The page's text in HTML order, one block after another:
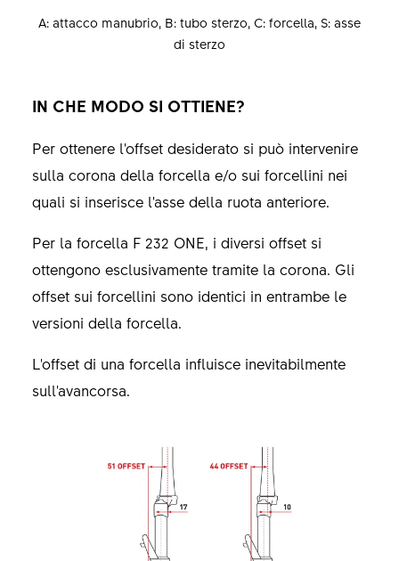
A: attacco manubrio, B: tubo sterzo, C: forcella, S: asse
di sterzo
IN CHE MODO SI OTTIENE?
Per ottenere l'offset desiderato si può intervenire
sulla corona della forcella e/o sui forcellini nei
quali si inserisce l'asse della ruota anteriore.
Per la forcella F 232 ONE, i diversi offset si
ottengono esclusivamente tramite la corona. Gli
offset sui forcellini sono identici in entrambe le
versioni della forcella.
L'offset di una forcella influisce inevitabilmente
sull'avancorsa.